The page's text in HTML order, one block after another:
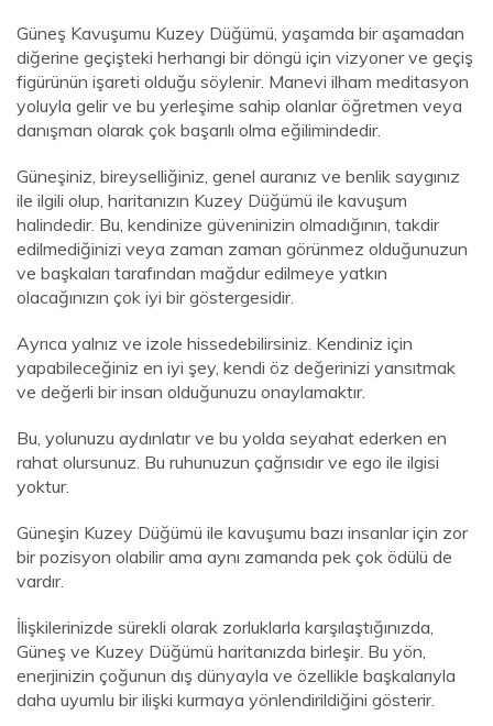
Güneş Kavuşumu Kuzey Düğümü, yaşamda bir aşamadan
diğerine geçişteki herhangi bir döngü için vizyoner ve geçiş
figürünün işareti olduğu söylenir. Manevi ilham meditasyon
yoluyla gelir ve bu yerleşime sahip olanlar öğretmen veya
danışman olarak çok başarılı olma eğilimindedir.
Güneşiniz, bireyselliğiniz, genel auranız ve benlik saygınız
ile ilgili olup, haritanızın Kuzey Düğümü ile kavuşum
halindedir. Bu, kendinize güveninizin olmadığının, takdir
edilmediğinizi veya zaman zaman görünmez olduğunuzun
ve başkaları tarafından mağdur edilmeye yatkın
olacağınızın çok iyi bir göstergesidir.
Ayrıca yalnız ve izole hissedebilirsiniz. Kendiniz için
yapabileceğiniz en iyi şey, kendi öz değerinizi yansıtmak
ve değerli bir insan olduğunuzu onaylamaktır.
Bu, yolunuzu aydınlatır ve bu yolda seyahat ederken en
rahat olursunuz. Bu ruhunuzun çağrısıdır ve ego ile ilgisi
yoktur.
Güneşin Kuzey Düğümü ile kavuşumu bazı insanlar için zor
bir pozisyon olabilir ama aynı zamanda pek çok ödülü de
vardır.
İlişkilerinizde sürekli olarak zorluklarla karşılaştığınızda,
Güneş ve Kuzey Düğümü haritanızda birleşir. Bu yön,
enerjinizin çoğunun dış dünyayla ve özellikle başkalarıyla
daha uyumlu bir ilişki kurmaya yönlendirildiğini gösterir.